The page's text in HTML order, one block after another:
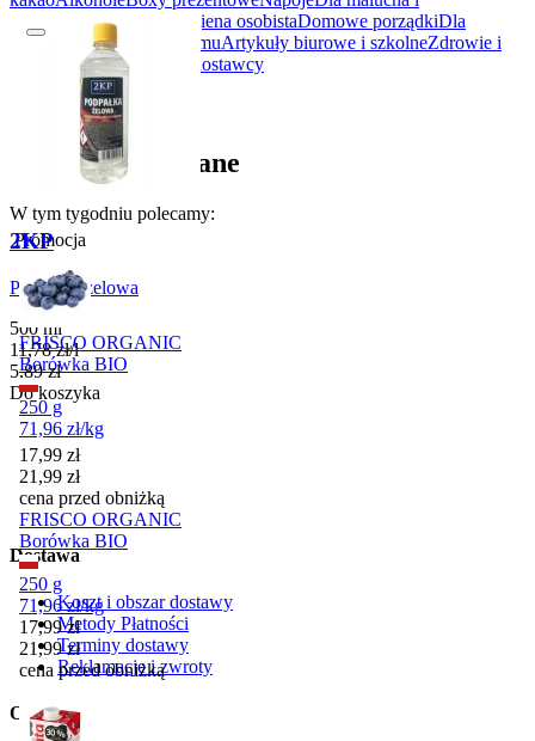
Kosmetyki i higiena osobistaDomowe porządkiDla
zwierząt
Akcesoria do domuArtykuły biurowe i szkolneZdrowie i
suplementyBIO Lokalni dostawcy
Produkty polecane
W tym tygodniu polecamy:
Promocja
FRISCO ORGANIC
Borówka BIO
250 g
71,96 zł/kg
Cena promocyjna
17,99 zł
21,99 zł
cena przed obniżką
FRISCO ORGANIC
Borówka BIO
250 g
71,96 zł/kg
Cena promocyjna
17,99 zł
21,99 zł
cena przed obniżką
2KP
Podpałka żelowa
500 ml
11,78 zł/l
Cena
5,89 zł
Do koszyka
Dostawa
Koszt i obszar dostawy
Metody Płatności
Terminy dostawy
Reklamacje i zwroty
Oferta